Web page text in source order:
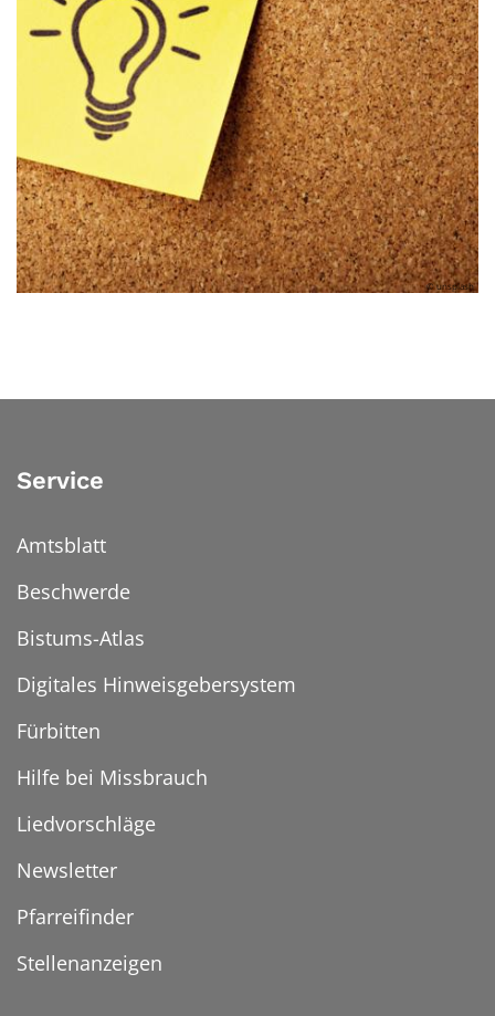
© unsplash
Service
Amtsblatt
Beschwerde
Bistums-Atlas
Digitales Hinweisgebersystem
Fürbitten
Hilfe bei Missbrauch
Liedvorschläge
Newsletter
Pfarreifinder
Stellenanzeigen